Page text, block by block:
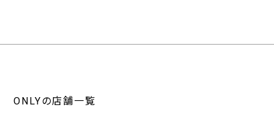
ONLYの店舗一覧